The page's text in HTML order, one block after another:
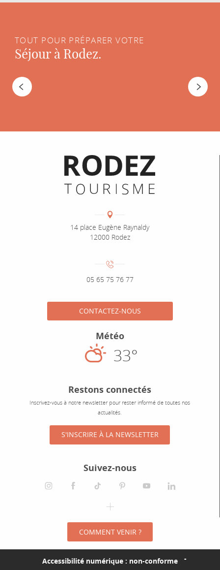
TOUT POUR PRÉPARER VOTRE
Séjour à Rodez.
Informations pratiques
Adresse :
14 place Eugène Raynaldy
12000 Rodez
Numéro de téléphone :
05 65 75 76 77
CONTACTEZ-NOUS
Météo
Éclaircies
33°
Restons connectés
Inscrivez-vous à notre newsletter pour rester informé de toutes nos
actualités.
S'INSCRIRE À LA NEWSLETTER
Suivez-nous
instagramfacebooktiktok pinterestyoutube
COMMENT VENIR ?
Accessibilité numérique : non-conforme